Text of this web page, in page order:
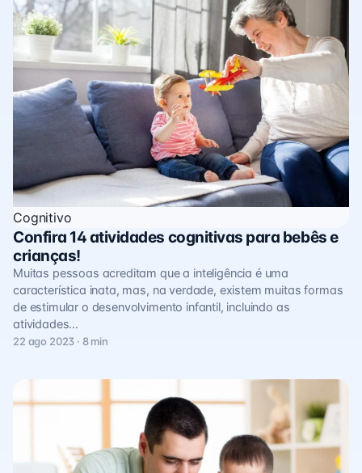
Cognitivo
Confira 14 atividades cognitivas para bebês e
crianças!
Muitas pessoas acreditam que a inteligência é uma
característica inata, mas, na verdade, existem muitas formas
de estimular o desenvolvimento infantil, incluindo as
atividades…
22 ago 2023 · 8 min